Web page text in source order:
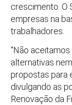
crescimento. O
empresas na
trabalhadores.
“Não
alternativas
propostas para
divulgando as
Renovação da